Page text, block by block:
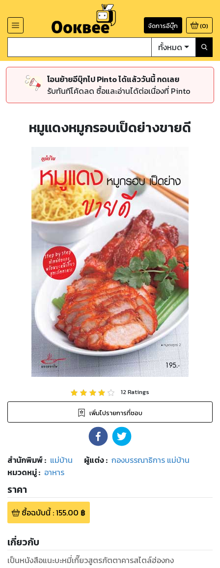
จัดการอีบุ๊ก (0)
ทั้งหมด
โอนย้ายอีบุ๊กไป Pinto ได้แล้ววันนี้ กดเลย
รับทันทีโค้ดลด ซื้อและอ่านได้ต่อเนื่องที่ Pinto
หมูแดงหมูกรอบเป็ดย่างขายดี
12Ratings
เพิ่มไปรายการที่ชอบ
สำนักพิมพ์: แม่บ้าน ผู้แต่ง : กองบรรณาธิการ แม่บ้าน
หมวดหมู่: อาหาร
ราคา
ซื้อฉบับนี้:155.00 ฿
เกี่ยวกับ
เป็นหนังสือแนะบะหมี่เกี๊ยวสูตรภัตตาคารสไตล์ฮ่องกง